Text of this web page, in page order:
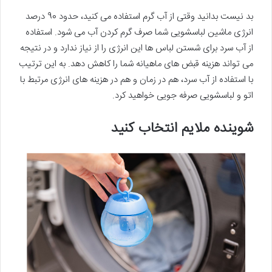
بد نیست بدانید وقتی از آب گرم استفاده می کنید، حدود 90 درصد
انرژی ماشین لباسشویی شما صرف گرم کردن آب می شود. استفاده
از آب سرد برای شستن لباس ها این انرژی را از نیاز ندارد و در نتیجه
می تواند هزینه قبض ‌های ماهیانه شما را کاهش ‌دهد. به این ترتیب
با استفاده از آب سرد، هم در زمان و هم در هزینه های انرژی مرتبط با
اتو و لباسشویی صرفه جویی خواهید کرد.
شوینده ملایم انتخاب کنید